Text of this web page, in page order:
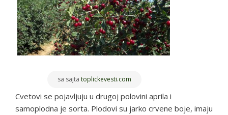
sa sajta toplickevesti.com
Cvetovi se pojavljuju u drugoj polovini aprila i
samoplodna je sorta. Plodovi su jarko crvene boje, imaju